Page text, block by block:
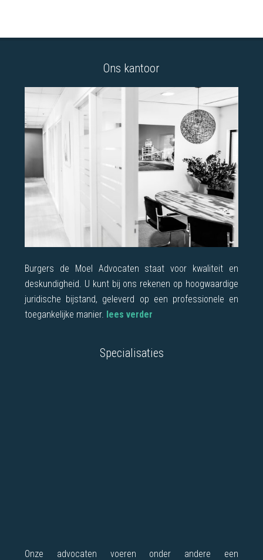
Ons kantoor
Burgers de Moel Advocaten staat voor kwaliteit en
deskundigheid. U kunt bij ons rekenen op hoogwaardige
juridische bijstand, geleverd op een professionele en
toegankelijke manier. lees verder
Specialisaties
Onze advocaten voeren onder andere een